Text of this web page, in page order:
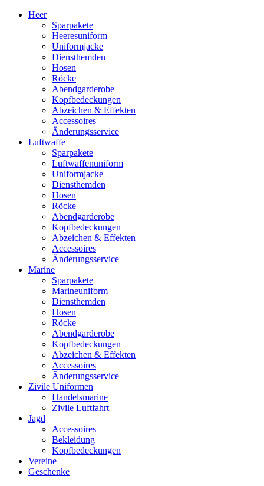
Heer
Sparpakete
Heeresuniform
Uniformjacke
Diensthemden
Hosen
Röcke
Abendgarderobe
Kopfbedeckungen
Abzeichen & Effekten
Accessoires
Änderungsservice
Luftwaffe
Sparpakete
Luftwaffenuniform
Uniformjacke
Diensthemden
Hosen
Röcke
Abendgarderobe
Kopfbedeckungen
Abzeichen & Effekten
Accessoires
Änderungsservice
Marine
Sparpakete
Marineuniform
Diensthemden
Hosen
Röcke
Abendgarderobe
Kopfbedeckungen
Abzeichen & Effekten
Accessoires
Änderungsservice
Zivile Uniformen
Handelsmarine
Zivile Luftfahrt
Jagd
Accessoires
Bekleidung
Kopfbedeckungen
Vereine
Geschenke